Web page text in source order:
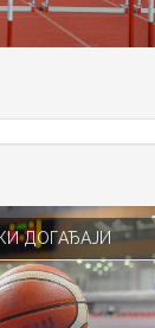
ДОГАЂАЈИ